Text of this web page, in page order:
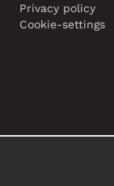
Privacy policy
Cookie-settings